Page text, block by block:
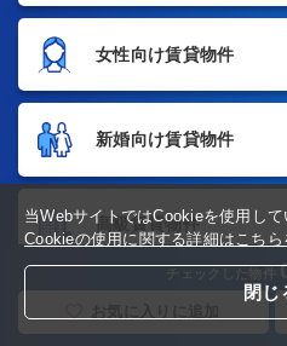
チェックした物件
女性向け賃貸物件
新婚向け賃貸物件
高級賃貸物件
ファミリー向け賃貸物件
当WebサイトではCookieを使用して
Cookieの使用に関する詳細はこちら
閉じ